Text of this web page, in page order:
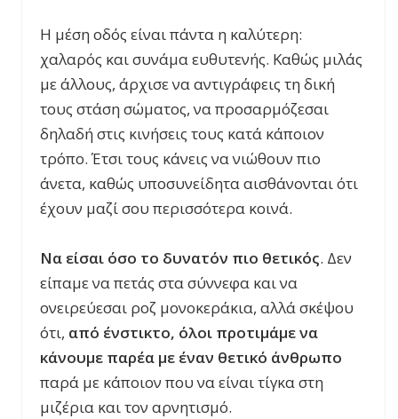
Η μέση οδός είναι πάντα η καλύτερη:
χαλαρός και συνάμα ευθυτενής. Καθώς μιλάς
με άλλους, άρχισε να αντιγράφεις τη δική
τους στάση σώματος, να προσαρμόζεσαι
δηλαδή στις κινήσεις τους κατά κάποιον
τρόπο. Έτσι τους κάνεις να νιώθουν πιο
άνετα, καθώς υποσυνείδητα αισθάνονται ότι
έχουν μαζί σου περισσότερα κοινά.
Να είσαι όσο το δυνατόν πιο θετικός. Δεν
είπαμε να πετάς στα σύννεφα και να
ονειρεύεσαι ροζ μονοκεράκια, αλλά σκέψου
ότι, από ένστικτο, όλοι προτιμάμε να
κάνουμε παρέα με έναν θετικό άνθρωπο
παρά με κάποιον που να είναι τίγκα στη
μιζέρια και τον αρνητισμό.